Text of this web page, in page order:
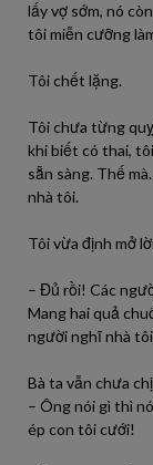
lấy vợ sớm, nó
tôi miễn cưỡng
Tôi chết lặng.
Tôi chưa từng
khi biết có thai,
sẵn sàng. Thế
nhà tôi.
Tôi vừa định mở
– Đủ rồi! Các
Mang hai quả
người nghĩ nhà tôi
Bà ta vẫn chưa
– Ông nói gì thì
ép con tôi cưới!